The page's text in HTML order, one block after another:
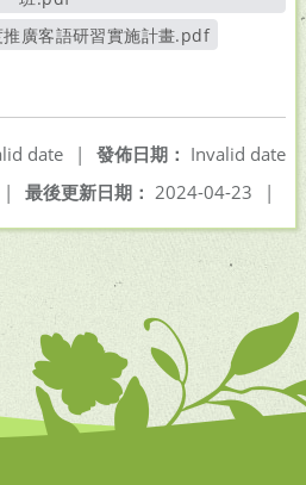
廣客語研習實施計畫.pdf
發佈日期： Invalid date
date
|
最後更新日期： 2024-04-23 |
|